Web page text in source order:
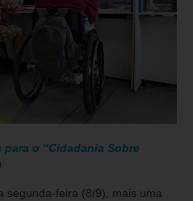
o “Cidadania Sobre
segunda-feira (8/9), mais uma